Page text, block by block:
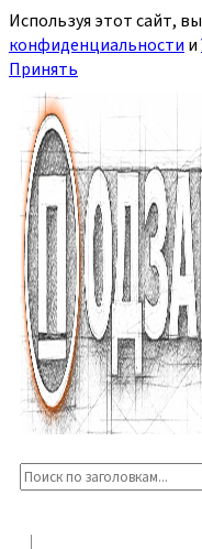
Используя этот сайт,
конфиденциальности и
Принять